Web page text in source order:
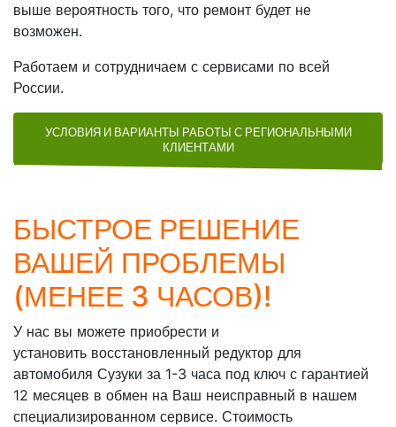
выше вероятность того, что ремонт будет не
возможен.
Работаем и сотрудничаем с сервисами по всей
России.
УСЛОВИЯ И ВАРИАНТЫ РАБОТЫ С РЕГИОНАЛЬНЫМИ
КЛИЕНТАМИ
БЫСТРОЕ РЕШЕНИЕ
ВАШЕЙ ПРОБЛЕМЫ
(МЕНЕЕ 3 ЧАСОВ)!
У нас вы можете приобрести и
установить восстановленный редуктор для
автомобиля Сузуки за 1-3 часа под ключ с гарантией
12 месяцев в обмен на Ваш неисправный в нашем
специализированном сервисе. Стоимость